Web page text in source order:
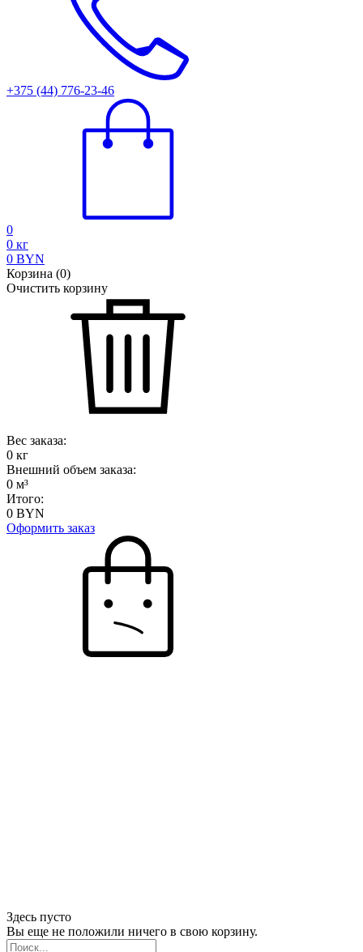
+375 (44) 776-23-46
0
0 кг
0 BYN
Корзина (0)
Очистить корзину
Вес заказа:
0 кг
Внешний объем заказа:
0 м³
Итого:
0 BYN
Оформить заказ
Здесь пусто
Вы еще не положили ничего в свою корзину.